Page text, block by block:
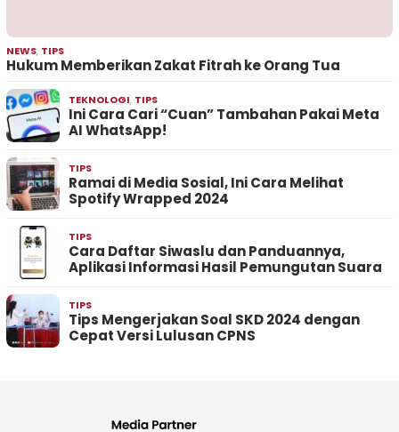
NEWS, TIPS
Hukum Memberikan Zakat Fitrah ke Orang Tua
TEKNOLOGI, TIPS
Ini Cara Cari “Cuan” Tambahan Pakai Meta
AI WhatsApp!
TIPS
Ramai di Media Sosial, Ini Cara Melihat
Spotify Wrapped 2024
TIPS
Cara Daftar Siwaslu dan Panduannya,
Aplikasi Informasi Hasil Pemungutan Suara
TIPS
Tips Mengerjakan Soal SKD 2024 dengan
Cepat Versi Lulusan CPNS